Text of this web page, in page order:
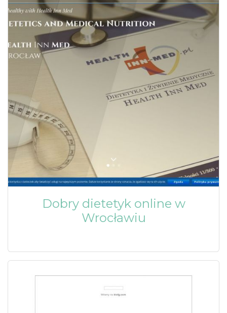
Dobry dietetyk online w
Wrocławiu